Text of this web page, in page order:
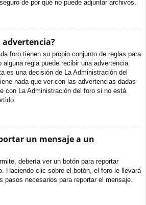
de por qué no puede adjuntar archivos.
advertencia?
foro tienen su propio conjunto de reglas para
regla puede recibir una advertencia.
es una decisión de La Administración del
nada que ver con las advertencias dadas
con La Administración del foro si no está
un mensaje a un
debería ver un botón para reportar
Haciendo clic sobre el botón, el foro le llevará
pasos necesarios para reportar el mensaje.